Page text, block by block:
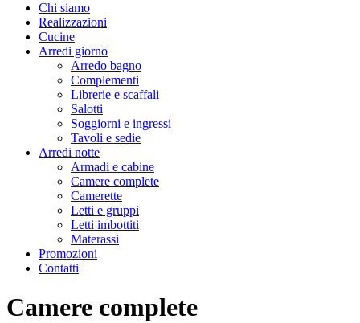
Chi siamo
Realizzazioni
Cucine
Arredi giorno
Arredo bagno
Complementi
Librerie e scaffali
Salotti
Soggiorni e ingressi
Tavoli e sedie
Arredi notte
Armadi e cabine
Camere complete
Camerette
Letti e gruppi
Letti imbottiti
Materassi
Promozioni
Contatti
Camere complete